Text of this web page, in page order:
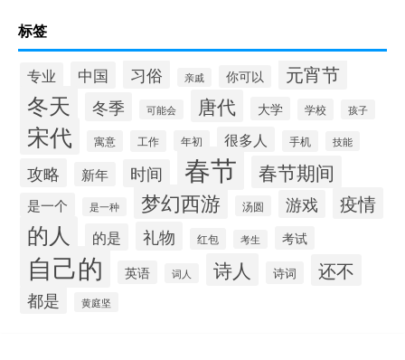
标签
专业 中国 习俗 亲戚 你可以 元宵节
冬天 冬季 可能会 唐代 大学 学校 孩子
宋代 寓意 工作 年初 很多人 手机 技能
攻略 新年 时间 春节 春节期间
是一个 是一种 梦幻西游 汤圆 游戏 疫情
的人 的是 礼物 红包 考生 考试
自己的 英语 词人 诗人 诗词 还不
都是 黄庭坚